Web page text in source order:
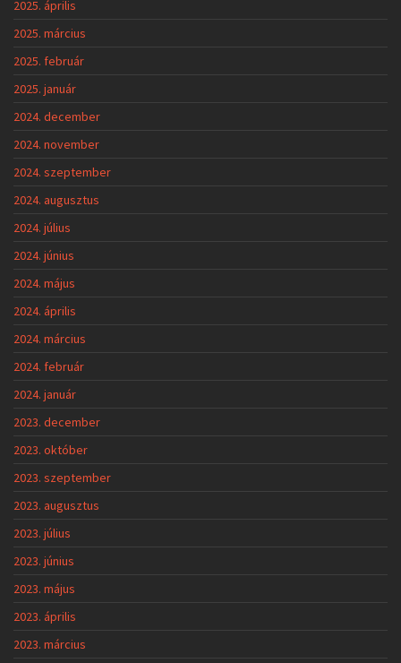
2025. április
2025. március
2025. február
2025. január
2024. december
2024. november
2024. szeptember
2024. augusztus
2024. július
2024. június
2024. május
2024. április
2024. március
2024. február
2024. január
2023. december
2023. október
2023. szeptember
2023. augusztus
2023. július
2023. június
2023. május
2023. április
2023. március